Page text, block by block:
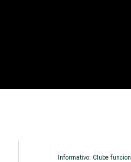
Informativo: Clube